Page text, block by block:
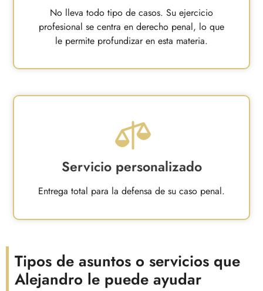
No lleva todo tipo de casos. Su ejercicio
profesional se centra en derecho penal, lo que
le permite profundizar en esta materia.
Servicio personalizado
Entrega total para la defensa de su caso penal.
Tipos de asuntos o servicios que
Alejandro le puede ayudar